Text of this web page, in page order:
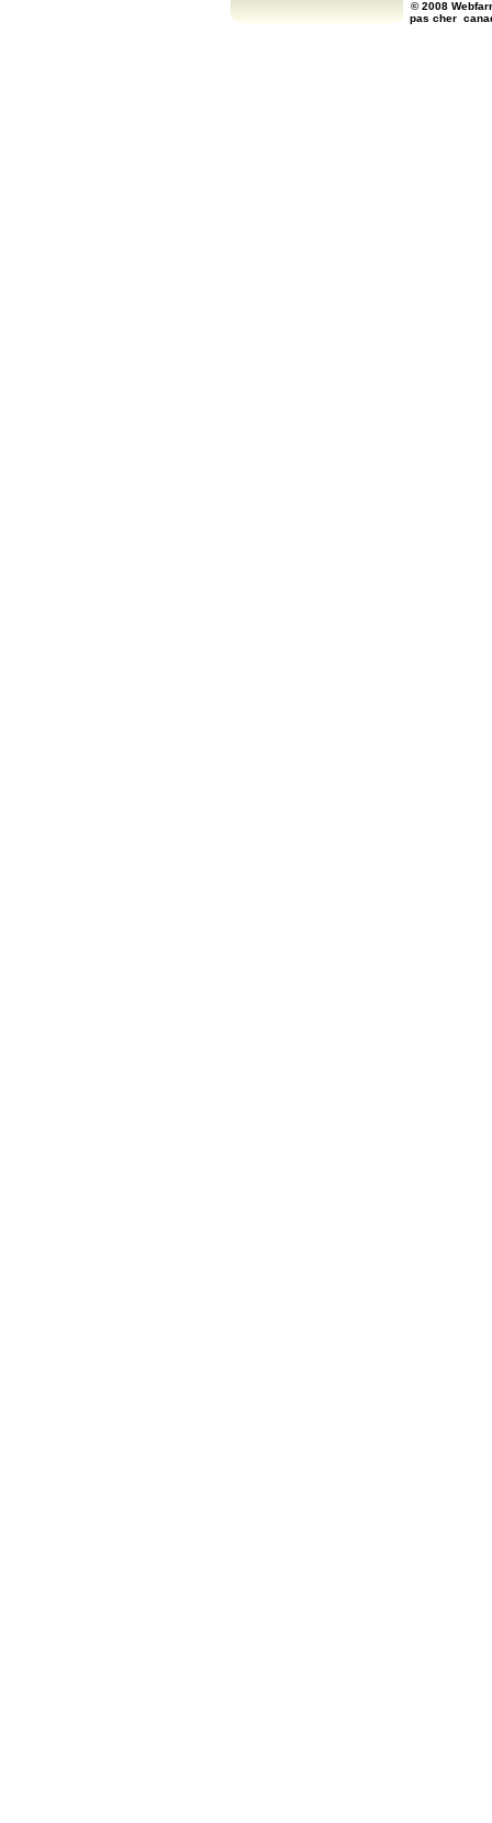
© 2008
pas cher